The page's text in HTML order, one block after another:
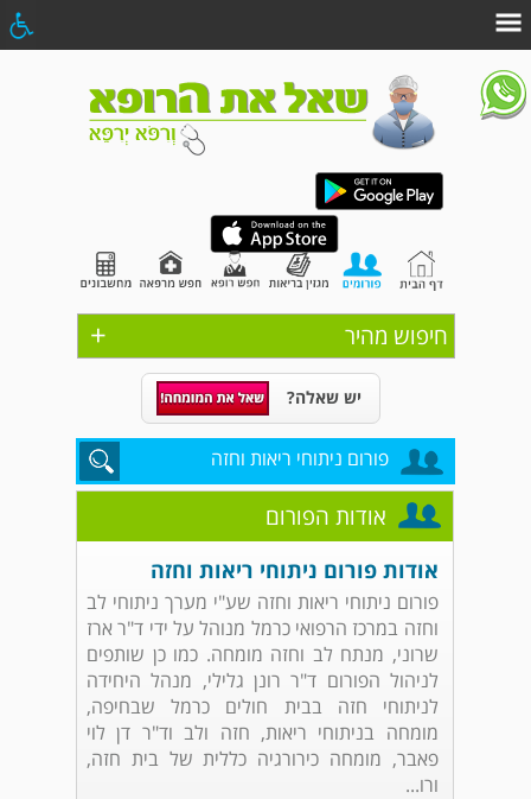
+ חיפוש מהיר
יש שאלה?
פורום ניתוחי ריאות וחזה
אודות הפורום
אודות פורום ניתוחי ריאות וחזה
פורום ניתוחי ריאות וחזה שע"י מערך ניתוחי לב
וחזה במרכז הרפואי כרמל מנוהל על ידי ד"ר ארז
שרוני, מנתח לב וחזה מומחה. כמו כן שותפים
לניהול הפורום ד"ר רונן גלילי, מנהל היחידה
לניתוחי חזה בבית חולים כרמל שבחיפה,
מומחה בניתוחי ריאות, חזה ולב וד"ר דן לוי
פאבר, מומחה כירורגיה כללית של בית חזה,
ורו...